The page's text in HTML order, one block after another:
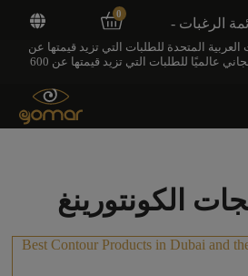
المتحدة للطلبات التي تزيد قيمتها عن
250 درهمًا إماراتيًا. شحن مجاني عالميًا للطلبات التي تزيد قيمتها عن 600
الكونتورينغ
الرغبات -
0